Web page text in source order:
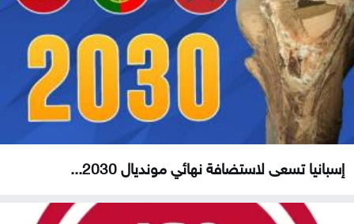
إسبانيا تسعى لاستضافة نهائي مونديال 2030...